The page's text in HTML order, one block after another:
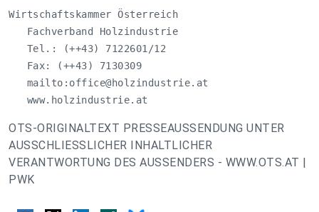
Wirtschaftskammer Österreich
   Fachverband Holzindustrie
   Tel.: (++43) 7122601/12
   Fax: (++43) 7130309
   mailto:
office@holzindustrie.at
   www.holzindustrie.at
OTS-ORIGINALTEXT PRESSEAUSSENDUNG UNTER
AUSSCHLIESSLICHER INHALTLICHER
VERANTWORTUNG DES AUSSENDERS - WWW.OTS.AT |
PWK